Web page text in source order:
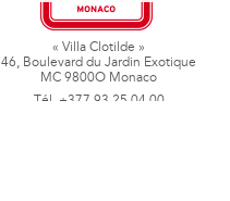
« Villa Clotilde »
46, Boulevard du Jardin Exotique
MC 9800O Monaco
Tél. +377 93 25 04 00